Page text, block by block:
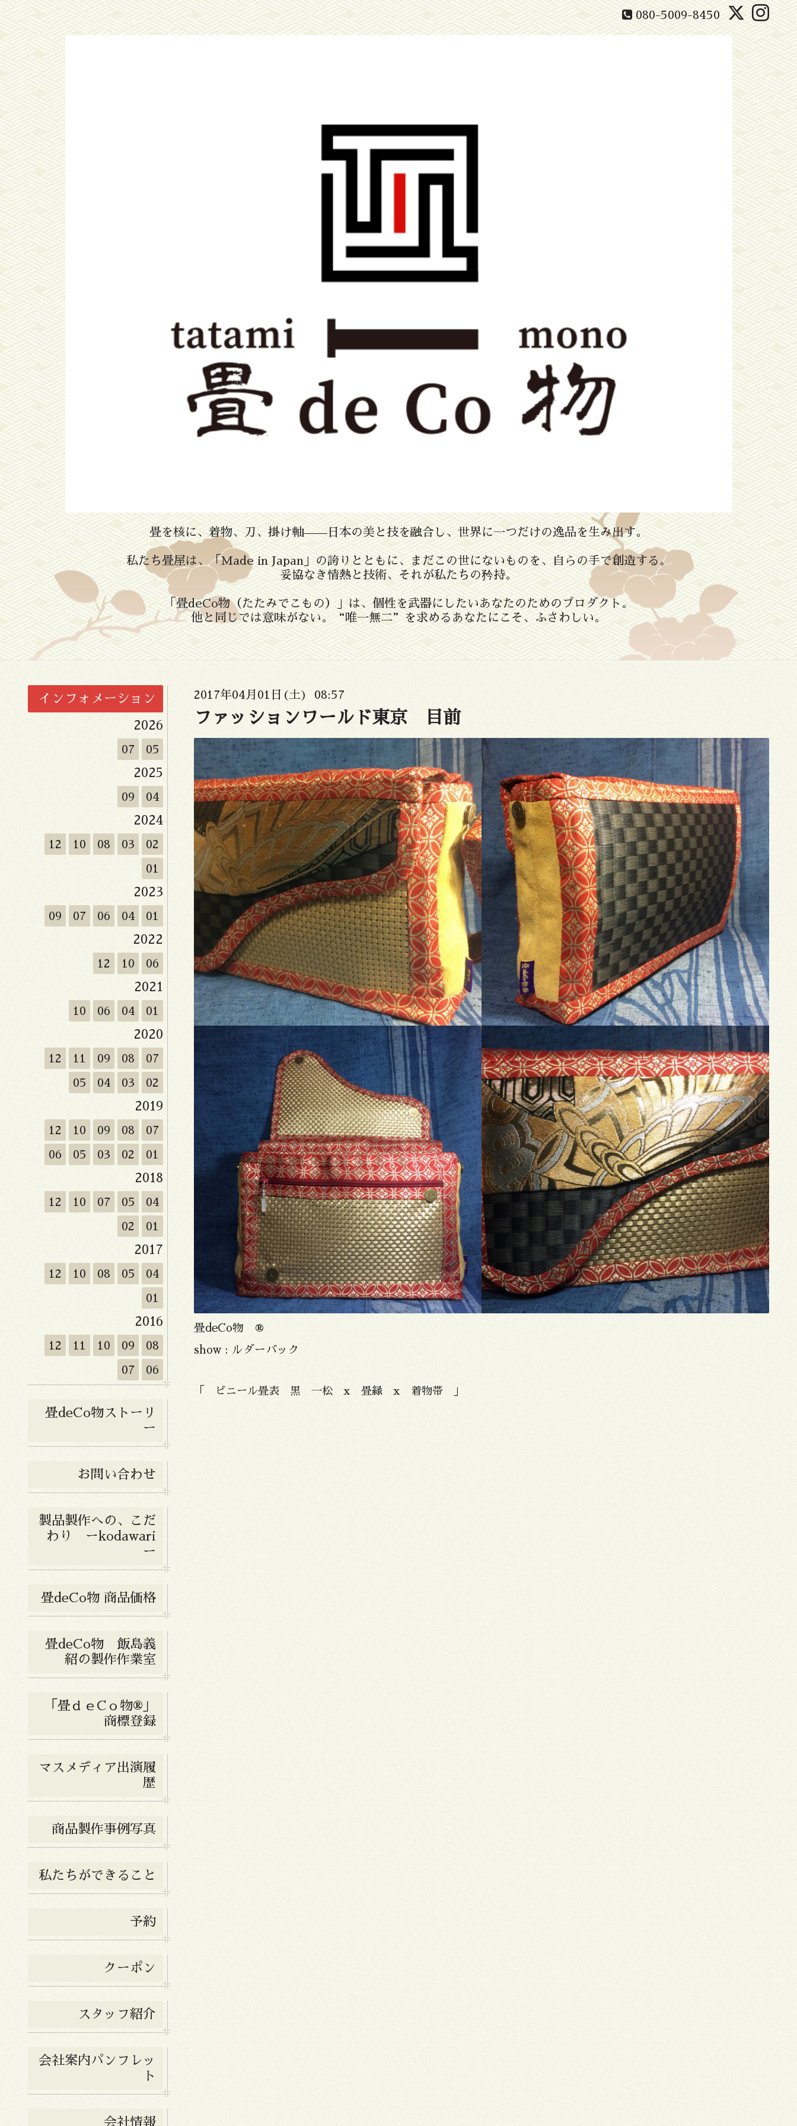
080-5009-8450
畳を核に、着物、刀、掛け軸——日本の美と技を融合し、世界に一つだけの逸品を生み出す。
私たち畳屋は、「Made in Japan」の誇りとともに、まだこの世にないものを、自らの手で創造する。
妥協なき情熱と技術、それが私たちの矜持。
「畳deCo物（たたみでこもの）」は、個性を武器にしたいあなたのためのプロダクト。
他と同じでは意味がない。“唯一無二”を求めるあなたにこそ、ふさわしい。
インフォメーション
2026
07 05
2025
09 04
2024
12 10 08 03 02
01
2023
09 07 06 04 01
2022
12 10 06
2021
10 06 04 01
2020
12 11 09 08 07
05 04 03 02
2019
12 10 09 08 07
06 05 03 02 01
2018
12 10 07 05 04
02 01
2017
12 10 08 05 04
01
2016
12 11 10 09 08
07 06
畳deCo物ストーリ
ー
お問い合わせ
製品製作への、こだ
わり ーkodawari
ー
畳deCo物 商品価格
畳deCo物 飯島義
紹の製作作業室
「畳ｄｅCｏ物®︎」
商標登録
マスメディア出演履
歴
商品製作事例写真
私たちができること
予約
クーポン
スタッフ紹介
会社案内パンフレッ
ト
会社情報
2017年04月01日(土) 08:57
ファッションワールド東京 目前
畳deCo物 ®️
show : ルダーバック
「 ビニール畳表 黒 一松 x 畳縁 x 着物帯 」